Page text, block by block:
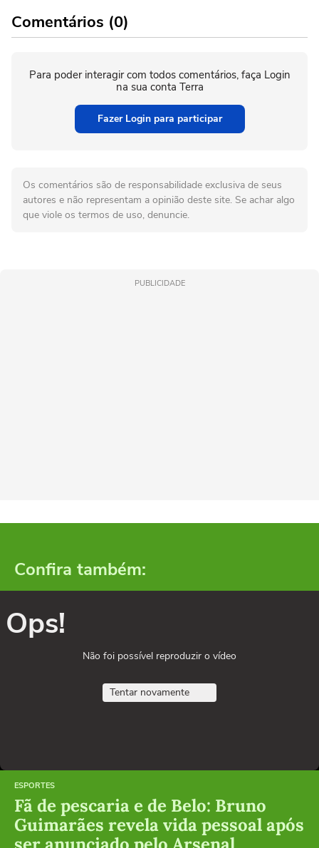
Comentários (0)
Para poder interagir com todos comentários, faça Login
na sua conta Terra
Fazer Login para participar
Os comentários são de responsabilidade exclusiva de seus
autores e não representam a opinião deste site. Se achar algo
que viole os termos de uso, denuncie.
PUBLICIDADE
Confira também:
Ops!
Não foi possível reproduzir o vídeo
Tentar novamente
ESPORTES
Fã de pescaria e de Belo: Bruno
Guimarães revela vida pessoal após